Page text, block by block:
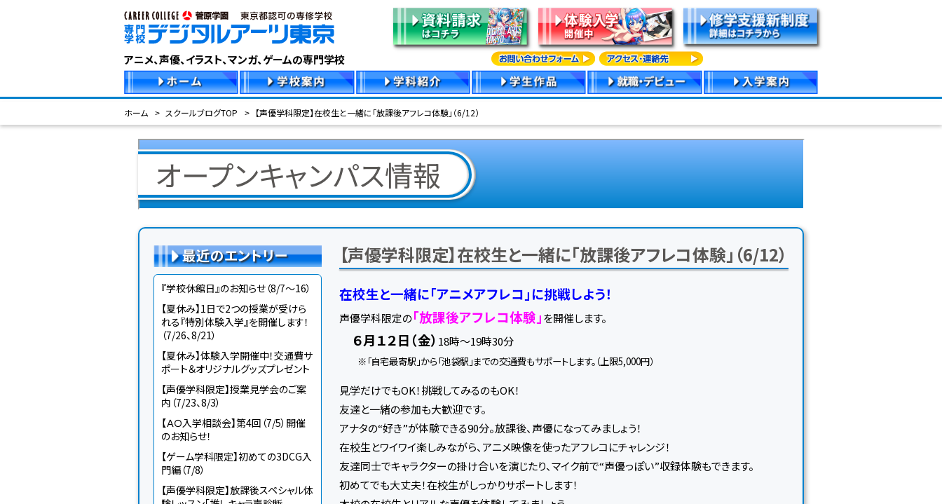
アニメ、声優、イラスト、マンガ、ゲームの専門学校
ホーム スクールブログTOP 【声優学科限定】在校生と一緒に「放課後アフレコ体験」（6/12）
オープンキャンパス情報
最近のエントリー
『学校休館日』のお知らせ（8/7～16）
【夏休み】1日で2つの授業が受けら
れる『特別体験入学』を開催します！
（7/26、8/21）
【夏休み】体験入学開催中！交通費サ
ポート＆オリジナルグッズプレゼント
【声優学科限定】授業見学会のご案
内（7/23、8/3）
【ＡＯ入学相談会】第4回（7/5）開催
のお知らせ！
【ゲーム学科限定】初めての3DCG入
門編（7/8）
【声優学科限定】放課後スペシャル体
【声優学科限定】在校生と一緒に「放課後アフレコ体験」（6/12）
在校生と一緒に「アニメアフレコ」に挑戦しよう！
声優学科限定の「放課後アフレコ体験」を開催します。
６月１２日（金） 18時～19時30分
※「自宅最寄駅」から「池袋駅」までの交通費もサポートします。（上限5,000円）
見学だけでもOK！挑戦してみるのもOK！
友達と一緒の参加も大歓迎です。
アナタの“好き”が体験できる90分。放課後、声優になってみましょう！
在校生とワイワイ楽しみながら、アニメ映像を使ったアフレコにチャレンジ！
友達同士でキャラクターの掛け合いを演じたり、マイク前で“声優っぽい”収録体験もできます。
初めてでも大丈夫！在校生がしっかりサポートします！